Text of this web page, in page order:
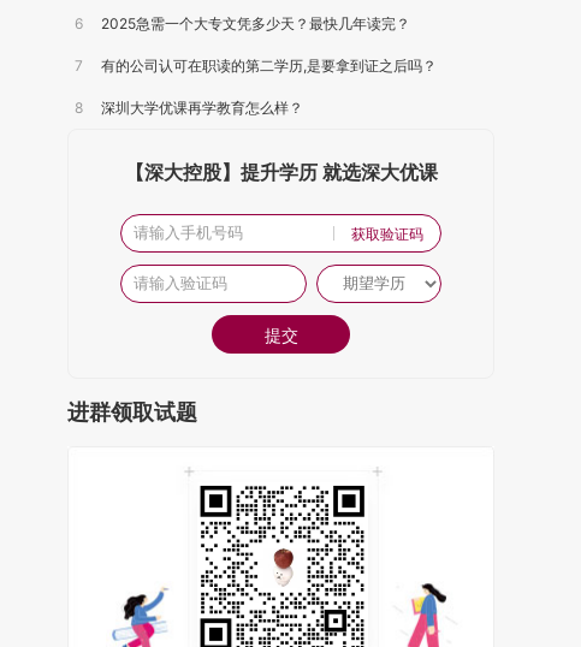
6 2025急需一个大专文凭多少天？最快几年读完？
7 有的公司认可在职读的第二学历,是要拿到证之后吗？
8 深圳大学优课再学教育怎么样？
【深大控股】提升学历 就选深大优课
获取验证码
提交
进群领取试题